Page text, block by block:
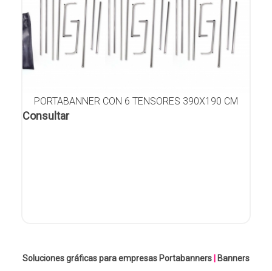
PORTABANNER CON 6 TENSORES 390X190 CM
Consultar
Soluciones gráficas para empresas Portabanners Banners